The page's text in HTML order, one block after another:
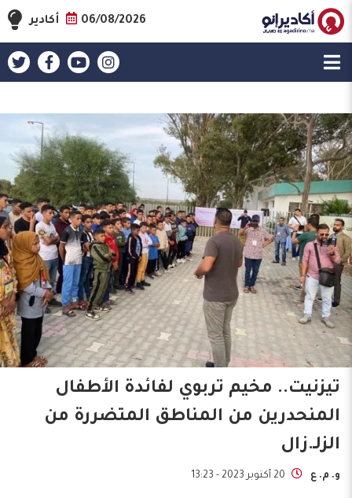
06/08/2026 أكادير
تيزنيت.. مخيم تربوي لفائدة الأطفال
المنحدرين من المناطق المتضررة من
الزلـ.زال
و. م. ع 20 أكتوبر 2023 - 13:23